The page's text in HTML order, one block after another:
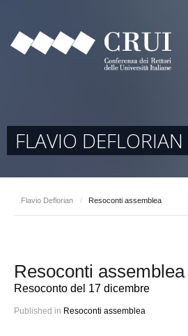
FLAVIO DEFLORIAN
Flavio Deflorian / Resoconti assemblea
Resoconti assemblea
Resoconto del 17 dicembre
Published in Resoconti assemblea